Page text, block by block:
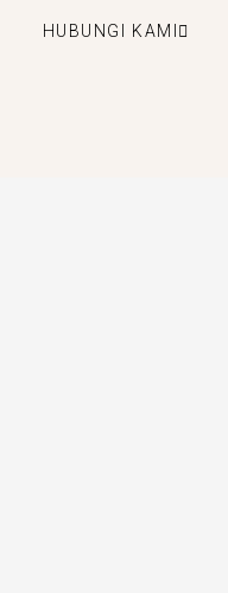
HUBUNGI KAMI